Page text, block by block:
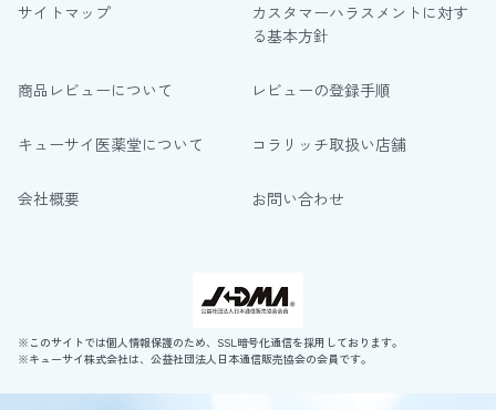
サイトマップ
カスタマーハラスメントに対す
る基本方針
商品レビューについて レビューの登録手順
キューサイ医薬堂について コラリッチ取扱い店舗
会社概要 お問い合わせ
※このサイトでは個人情報保護のため、SSL暗号化通信を採用しております。
※キューサイ株式会社は、公益社団法人日本通信販売協会の会員です。